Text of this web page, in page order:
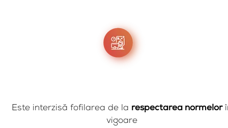
Este interzisă fofilarea de la respectarea normelor
vigoare